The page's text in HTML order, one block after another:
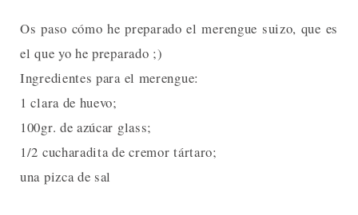
Os paso cómo he preparado el merengue suizo, que es
el que yo he preparado ;)
Ingredientes para el merengue:
1 clara de huevo;
100gr. de azúcar glass;
1/2 cucharadita de cremor tártaro;
una pizca de sal